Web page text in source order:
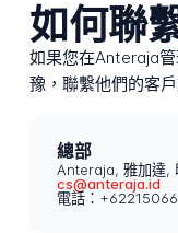
如何聯
如果您在Anteraja
豫，聯繫他們的客戶
總部
Anteraja, 雅加達,
cs@anteraja.id
電話：